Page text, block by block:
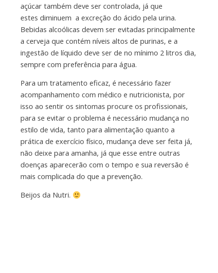
açúcar também deve ser controlada, já que
estes diminuem a excreção do ácido pela urina.
Bebidas alcoólicas devem ser evitadas principalmente
a cerveja que contém níveis altos de purinas, e a
ingestão de líquido deve ser de no mínimo 2 litros dia,
sempre com preferência para água.
Para um tratamento eficaz, é necessário fazer
acompanhamento com médico e nutricionista, por
isso ao sentir os sintomas procure os profissionais,
para se evitar o problema é necessário mudança no
estilo de vida, tanto para alimentação quanto a
prática de exercício físico, mudança deve ser feita já,
não deixe para amanha, já que esse entre outras
doenças aparecerão com o tempo e sua reversão é
mais complicada do que a prevenção.
Beijos da Nutri.